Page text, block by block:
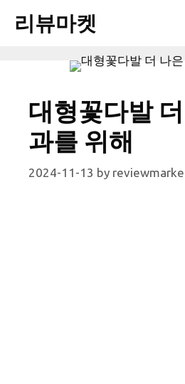
리뷰마켓
대형꽃다발
과를 위해
2024-11-13 by